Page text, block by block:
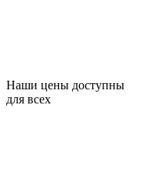
Наши цены доступны
для всех